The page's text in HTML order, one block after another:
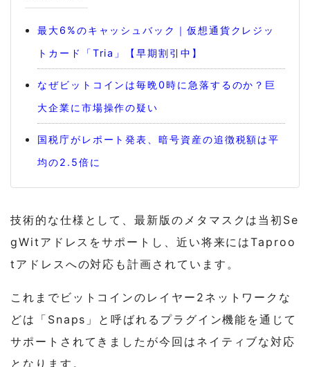
最大6%のキャッシュバック｜仮想通貨クレジッ
トカード「Tria」【早期割引中】
なぜビットコインは毎晩0時に急落するのか？巨
大企業に市場操作の疑い
国税庁がレポート発表、暗号資産の追徴税額は平
均の2.5倍に
技術的な仕様として、最新版のメタマスクは当初Se
gWitアドレスをサポートし、近い将来にはTaproo
tアドレスへの対応も計画されています。
これまでビットコインのレイヤー2ネットワークな
どは「Snaps」と呼ばれるプラグイン機能を通じて
サポートされてきましたが今回はネイティブな対応
となります。